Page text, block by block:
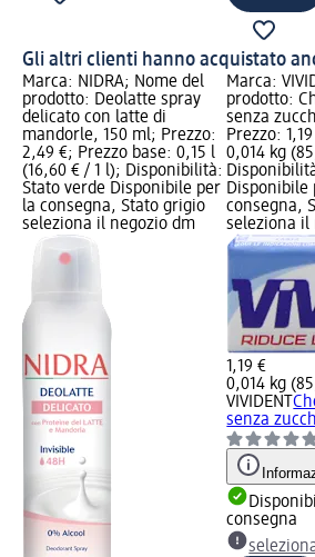
Gli altri clienti hanno acquistato
Marca: NIDRA; Nome del
prodotto: Deolatte spray
delicato con latte di
mandorle, 150 ml; Prezzo:
2,49 €; Prezzo base: 0,15 l
(16,60 € / 1 l); Disponibilità:
Stato verde Disponibile per
la consegna, Stato grigio
seleziona il negozio dm
Marca:
prodotto:
senza
Prezzo:
0,014 kg
Disponibile
consegna,
seleziona il
1,19 €
0,014 kg
VIVIDENT
senza
consegna